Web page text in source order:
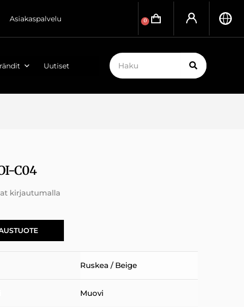
Asiakaspalvelu 0
Uutiset
C04
kirjautumalla
Ruskea / Beige
Muovi